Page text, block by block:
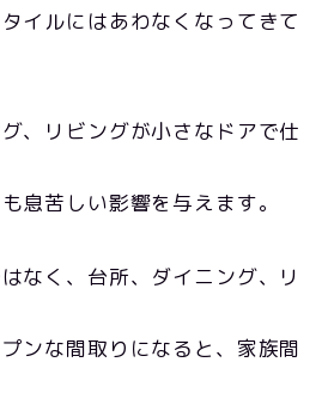
イルにはあわなくなってきて
、リビングが小さなドアで仕
息苦しい影響を与えます。
なく、台所、ダイニング、リ
ンな間取りになると、家族間